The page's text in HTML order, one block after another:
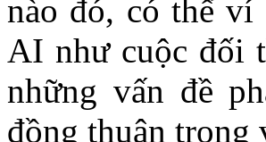
nào đó, có thể
AI như cuộc đối
những vấn đề
đồng thuận